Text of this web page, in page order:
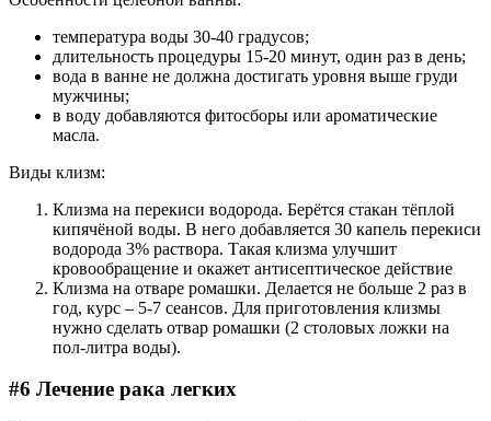
температура воды 30-40 градусов;
длительность процедуры 15-20 минут, один раз в день;
вода в ванне не должна достигать уровня выше груди
мужчины;
в воду добавляются фитосборы или ароматические
масла.
Виды клизм:
Клизма на перекиси водорода. Берётся стакан тёплой
кипячёной воды. В него добавляется 30 капель перекиси
водорода 3% раствора. Такая клизма улучшит
кровообращение и окажет антисептическое действие
Клизма на отваре ромашки. Делается не больше 2 раз в
год, курс – 5-7 сеансов. Для приготовления клизмы
нужно сделать отвар ромашки (2 столовых ложки на
пол-литра воды).
#6 Лечение рака легких